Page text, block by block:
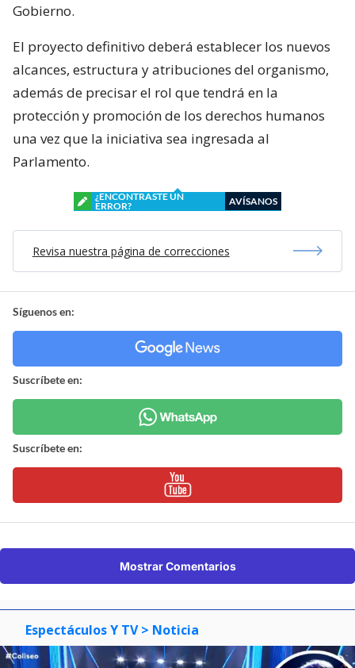
Gobierno.
El proyecto definitivo deberá establecer los nuevos
alcances, estructura y atribuciones del organismo,
además de precisar el rol que tendrá en la
protección y promoción de los derechos humanos
una vez que la iniciativa sea ingresada al
Parlamento.
¿ENCONTRASTE UN
ERROR?
AVÍSANOS
Revisa nuestra página de correcciones
Síguenos en:
Suscríbete en:
Suscríbete en:
Mostrar Comentarios
Espectáculos Y TV > Noticia